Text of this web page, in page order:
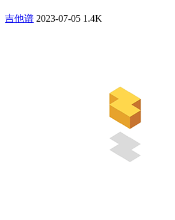
吉他谱 2023-07-05 1.4K